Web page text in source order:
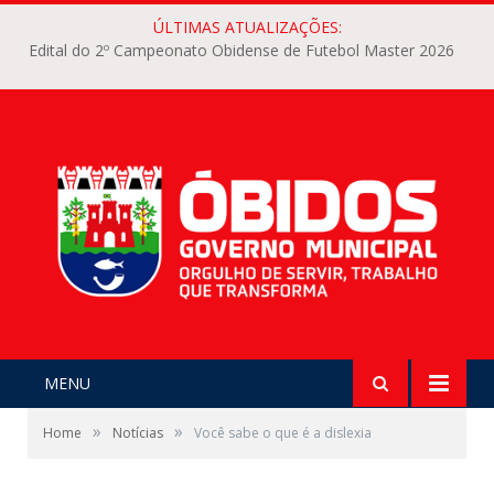
ÚLTIMAS ATUALIZAÇÕES:
Edital do 2º Campeonato Obidense de Futebol Master 2026
MENU
Home » Notícias » Você sabe o que é a dislexia